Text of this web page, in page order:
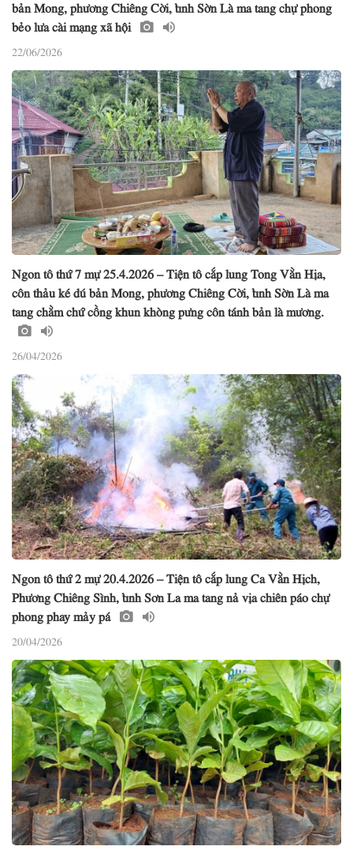
bản Mong, phương Chiêng Cời, tỉnh Sờn Là ma tang chự phong
bẻo lưa cài mạng xã hội
22/06/2026
Ngon tô thứ 7 mự 25.4.2026 – Tiện tô cắp lung Tong Vằn Hịa,
côn thảu ké dú bản Mong, phương Chiêng Cời, tỉnh Sờn Là ma
tang chằm chứ cồng khun khòng pưng côn tánh bản là mương.
26/04/2026
Ngon tô thứ 2 mự 20.4.2026 – Tiện tô cắp lung Ca Vằn Hịch,
Phương Chiêng Sình, tỉnh Sơn La ma tang nả vịa chiên páo chự
phong phay mảy pá
20/04/2026